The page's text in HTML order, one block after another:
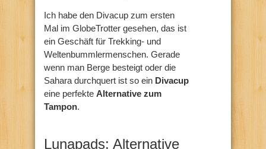
Ich habe den Divacup zum ersten
Mal im GlobeTrotter gesehen, das ist
ein Geschäft für Trekking- und
Weltenbummlermenschen. Gerade
wenn man Berge besteigt oder die
Sahara durchquert ist so ein Divacup
eine perfekte Alternative zum
Tampon.
Lunapads: Alternative